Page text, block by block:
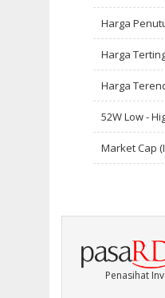
Harga
Harga
Harga
52W Low -
Market Cap
Penasihat